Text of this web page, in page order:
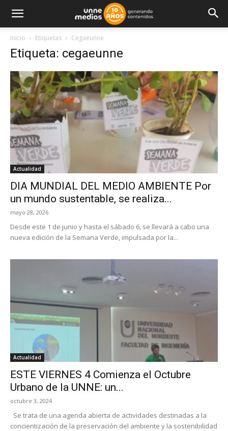
Inicio Etiquetas Cegaeunne
Etiqueta: cegaeunne
Actualidad
DIA MUNDIAL DEL MEDIO AMBIENTE Por
un mundo sustentable, se realiza...
mayo 28, 2026
Desde este 1 de junio y hasta el sábado 6, se llevará a cabo una
nueva edición de la Semana Verde, impulsada por la...
Actualidad
ESTE VIERNES 4 Comienza el Octubre
Urbano de la UNNE: un...
octubre 3, 2024
Se trata de una agenda abierta de actividades destinadas a la
concientización de la preservación del ambiente y la sostenibilidad